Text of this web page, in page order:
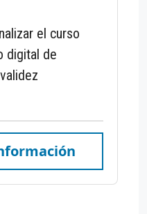
el curso
digital de